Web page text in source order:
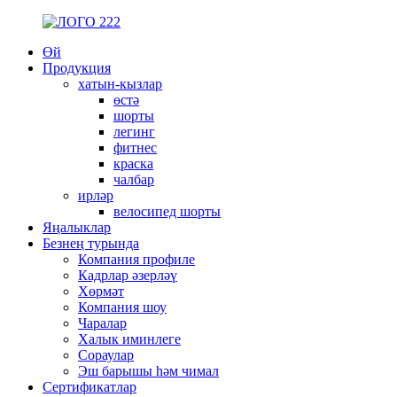
Өй
Продукция
хатын-кызлар
өстә
шорты
легинг
фитнес
краска
чалбар
ирләр
велосипед шорты
Яңалыклар
Безнең турында
Компания профиле
Кадрлар әзерләү
Хөрмәт
Компания шоу
Чаралар
Халык иминлеге
Сораулар
Эш барышы һәм чимал
Сертификатлар